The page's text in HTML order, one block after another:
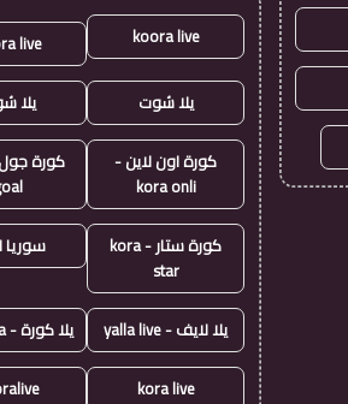
koora live
live
يلا شوت يلا
كورة اون لاين -
kora onli
كورة ستار - kora
star
سوريا
يلا لايف - yalla live يلا كورة - yallakora
kora live